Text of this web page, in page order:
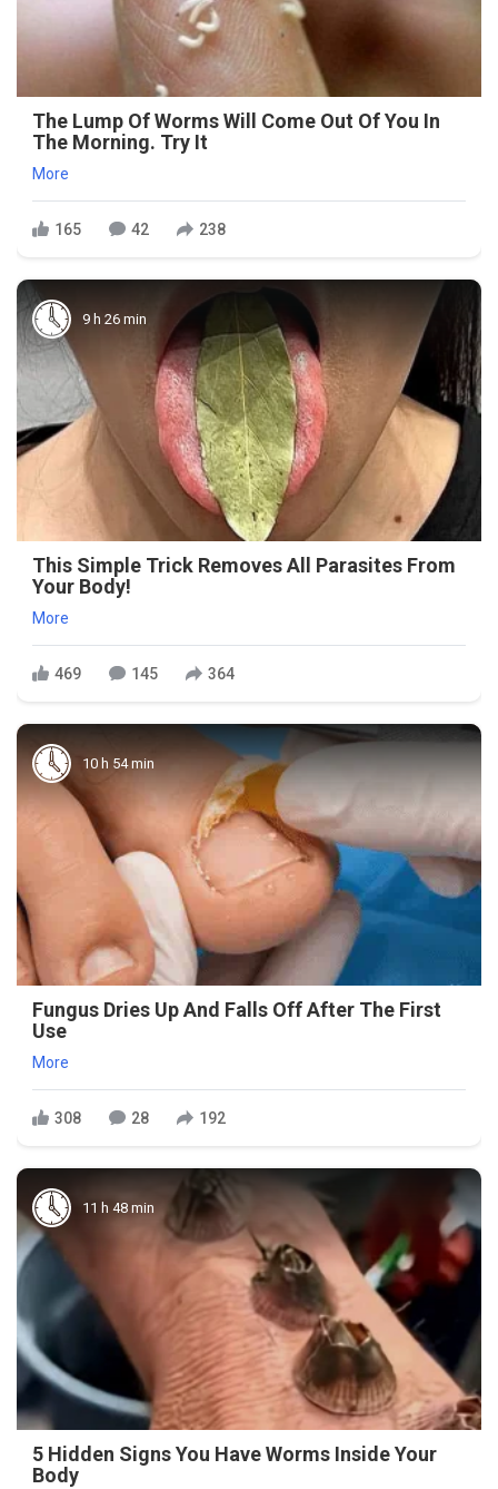
The Lump Of Worms Will Come Out Of You In
The Morning. Try It
More
165 42 238
9 h 26 min
This Simple Trick Removes All Parasites From
Your Body!
More
469 145 364
10 h 54 min
Fungus Dries Up And Falls Off After The First
Use
More
308 28 192
11 h 48 min
5 Hidden Signs You Have Worms Inside Your
Body